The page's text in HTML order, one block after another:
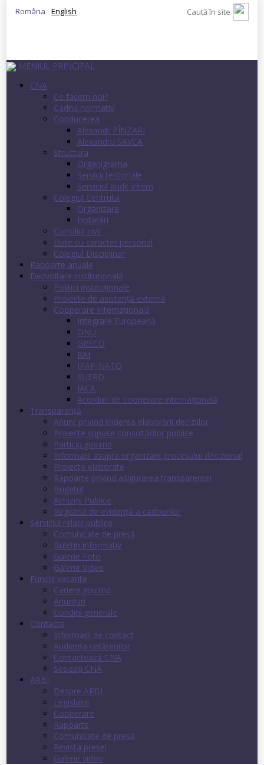
Româna English
MENIUL PRINCIPAL
CNA
Ce facem noi?
Cadrul normativ
Conducerea
Alexandr PÎNZARI
Alexandru SAVCA
Structura
Organigrama
Servicii teritoriale
Serviciul audit intern
Colegiul Centrului
Organizare
Hotarâri
Consiliul civil
Date cu caracter personal
Colegiul Disciplinar
Rapoarte anuale
Dezvoltare instituţională
Politici instituţionale
Proiecte de asistenţă externă
Cooperare Internaţională
Integrare Europeană
ONU
GRECO
RAI
IPAP-NATO
SUERD
IACA
Acorduri de cooperare internaţională
Transparenţă
Anunț privind inițierea elaborării deciziilor
Proiecte supuse consultărilor publice
Particip.gov.md
Informații asupra organizării procesului decizional
Proiecte elaborate
Rapoarte privind asigurarea transparenţei
Bugetul
Achiziții Publice
Registrul de evidenţă a cadourilor
Serviciul relații publice
Comunicate de presă
Buletin informativ
Galerie Foto
Galerie Video
Funcții vacante
Cariere.gov.md
Anunţuri
Condiţii generale
Contacte
Informații de contact
Audienţa cetăţenilor
Contactează CNA
Sesizați CNA
ARBI
Despre ARBI
Legislație
Cooperare
Rapoarte
Comunicate de presă
Revista presei
Galerie video